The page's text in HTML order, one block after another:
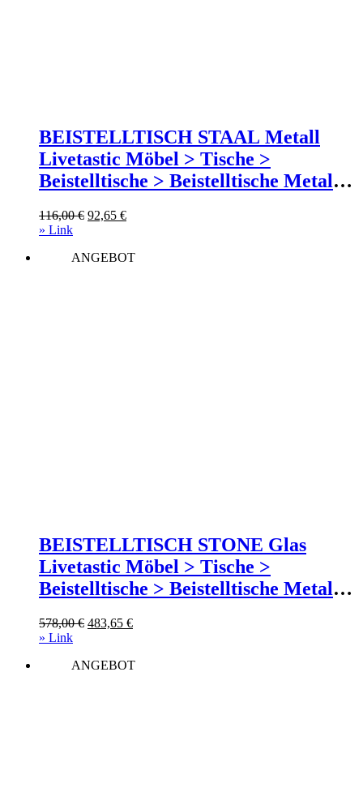
BEISTELLTISCH STAAL Metall
Livetastic Möbel > Tische >
Beistelltische > Beistelltische Metall
116,00€ Ursprünglicher
116,00 €
92,65 €Aktueller
92,65 €.
» Link
ANGEBOT
BEISTELLTISCH STONE Glas
Livetastic Möbel > Tische >
Beistelltische > Beistelltische Metall
578,00€ Ursprünglicher
578,00 €
483,65 €Aktueller
483,65 €.
» Link
ANGEBOT